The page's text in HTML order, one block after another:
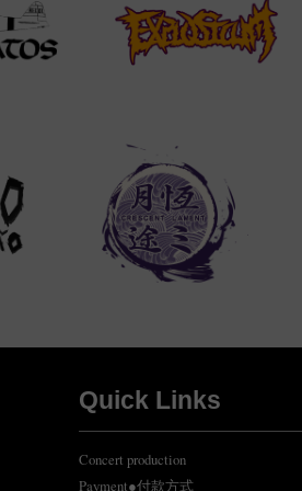
Quick Links
Concert production
Payment●付款方式